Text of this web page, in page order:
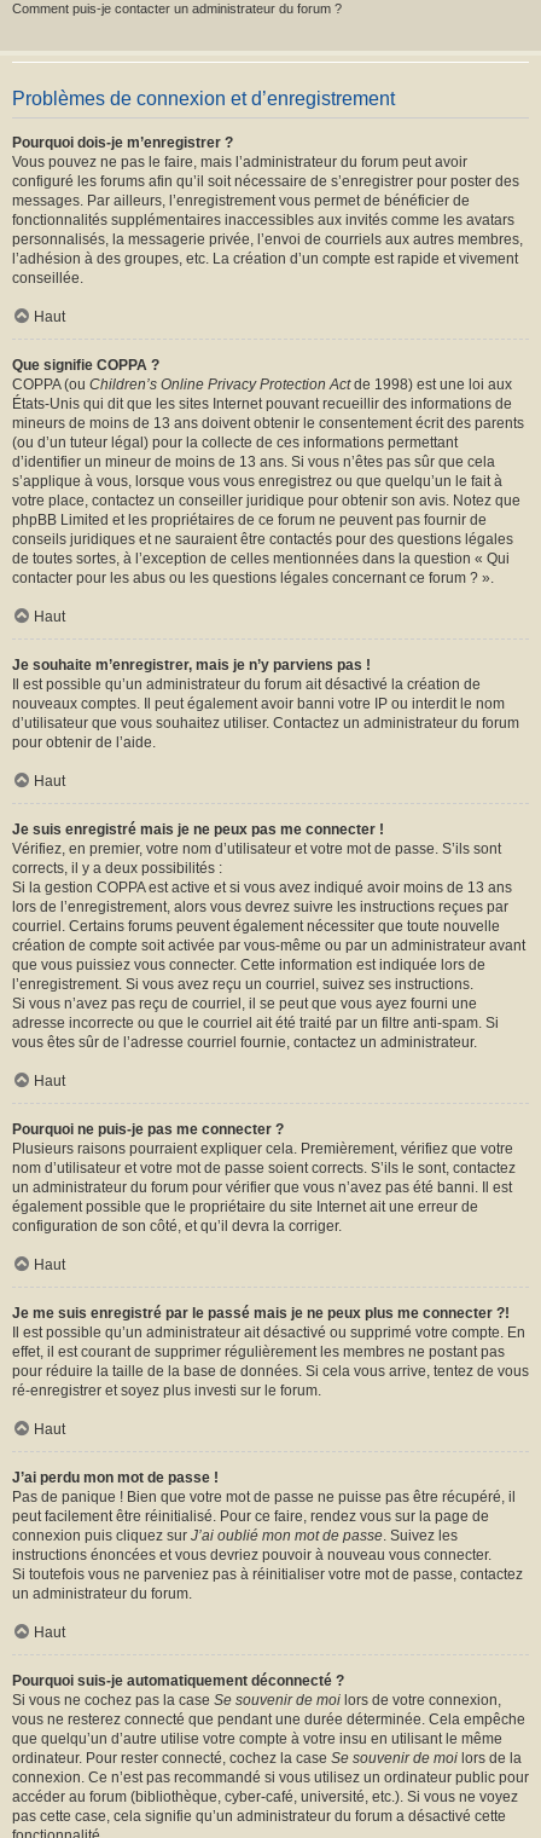
Comment puis-je contacter un administrateur du forum ?
Problèmes de connexion et d’enregistrement
Pourquoi dois-je m’enregistrer ?
Vous pouvez ne pas le faire, mais l’administrateur du forum peut avoir
configuré les forums afin qu’il soit nécessaire de s’enregistrer pour poster des
messages. Par ailleurs, l’enregistrement vous permet de bénéficier de
fonctionnalités supplémentaires inaccessibles aux invités comme les avatars
personnalisés, la messagerie privée, l’envoi de courriels aux autres membres,
l’adhésion à des groupes, etc. La création d’un compte est rapide et vivement
conseillée.
Haut
Que signifie COPPA ?
COPPA (ou Children’s Online Privacy Protection Actde 1998) est une loi aux
États-Unis qui dit que les sites Internet pouvant recueillir des informations de
mineurs de moins de 13 ans doivent obtenir le consentement écrit des parents
(ou d’un tuteur légal) pour la collecte de ces informations permettant
d’identifier un mineur de moins de 13 ans. Si vous n’êtes pas sûr que cela
s’applique à vous, lorsque vous vous enregistrez ou que quelqu’un le fait à
votre place, contactez un conseiller juridique pour obtenir son avis. Notez que
phpBB Limited et les propriétaires de ce forum ne peuvent pas fournir de
conseils juridiques et ne sauraient être contactés pour des questions légales
de toutes sortes, à l’exception de celles mentionnées dans la question « Qui
contacter pour les abus ou les questions légales concernant ce forum ? ».
Haut
Je souhaite m’enregistrer, mais je n’y parviens pas !
Il est possible qu’un administrateur du forum ait désactivé la création de
nouveaux comptes. Il peut également avoir banni votre IP ou interdit le nom
d’utilisateur que vous souhaitez utiliser. Contactez un administrateur du forum
pour obtenir de l’aide.
Haut
Je suis enregistré mais je ne peux pas me connecter !
Vérifiez, en premier, votre nom d’utilisateur et votre mot de passe. S’ils sont
corrects, il y a deux possibilités :
Si la gestion COPPA est active et si vous avez indiqué avoir moins de 13 ans
lors de l’enregistrement, alors vous devrez suivre les instructions reçues par
courriel. Certains forums peuvent également nécessiter que toute nouvelle
création de compte soit activée par vous-même ou par un administrateur avant
que vous puissiez vous connecter. Cette information est indiquée lors de
l’enregistrement. Si vous avez reçu un courriel, suivez ses instructions.
Si vous n’avez pas reçu de courriel, il se peut que vous ayez fourni une
adresse incorrecte ou que le courriel ait été traité par un filtre anti-spam. Si
vous êtes sûr de l’adresse courriel fournie, contactez un administrateur.
Haut
Pourquoi ne puis-je pas me connecter ?
Plusieurs raisons pourraient expliquer cela. Premièrement, vérifiez que votre
nom d’utilisateur et votre mot de passe soient corrects. S’ils le sont, contactez
un administrateur du forum pour vérifier que vous n’avez pas été banni. Il est
également possible que le propriétaire du site Internet ait une erreur de
configuration de son côté, et qu’il devra la corriger.
Haut
Je me suis enregistré par le passé mais je ne peux plus me connecter ?!
Il est possible qu’un administrateur ait désactivé ou supprimé votre compte. En
effet, il est courant de supprimer régulièrement les membres ne postant pas
pour réduire la taille de la base de données. Si cela vous arrive, tentez de vous
ré-enregistrer et soyez plus investi sur le forum.
Haut
J’ai perdu mon mot de passe !
Pas de panique ! Bien que votre mot de passe ne puisse pas être récupéré, il
peut facilement être réinitialisé. Pour ce faire, rendez vous sur la page de
connexion puis cliquez sur J’ai oublié mon mot de passe. Suivez les
instructions énoncées et vous devriez pouvoir à nouveau vous connecter.
Si toutefois vous ne parveniez pas à réinitialiser votre mot de passe, contactez
un administrateur du forum.
Haut
Pourquoi suis-je automatiquement déconnecté ?
Si vous ne cochez pas la case Se souvenir de moi lors de votre connexion,
vous ne resterez connecté que pendant une durée déterminée. Cela empêche
que quelqu’un d’autre utilise votre compte à votre insu en utilisant le même
ordinateur. Pour rester connecté, cochez la case Se souvenir de moi lors de la
connexion. Ce n’est pas recommandé si vous utilisez un ordinateur public pour
accéder au forum (bibliothèque, cyber-café, université, etc.). Si vous ne voyez
pas cette case, cela signifie qu’un administrateur du forum a désactivé cette